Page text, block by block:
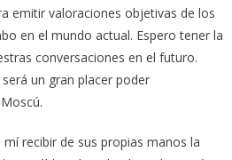
emitir valoraciones objetivas de los
en el mundo actual. Espero tener la
conversaciones en el futuro.
un gran placer poder
recibir de sus propias manos la